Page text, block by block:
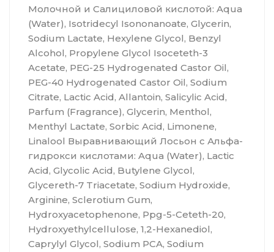
Молочной и Салициловой кислотой: Aqua
(Water), Isotridecyl Isononanoate, Glycerin,
Sodium Lactate, Hexylene Glycol, Benzyl
Alcohol, Propylene Glycol Isoceteth-3
Acetate, PEG-25 Hydrogenated Castor Oil,
PEG-40 Hydrogenated Castor Oil, Sodium
Citrate, Lactic Acid, Allantoin, Salicylic Acid,
Parfum (Fragrance), Glycerin, Menthol,
Menthyl Lactate, Sorbic Acid, Limonene,
Linalool Выравнивающий Лосьон с Альфа-
гидрокси кислотами: Aqua (Water), Lactic
Acid, Glycolic Acid, Butylene Glycol,
Glycereth-7 Triacetate, Sodium Hydroxide,
Arginine, Sclerotium Gum,
Hydroxyacetophenone, Ppg-5-Ceteth-20,
Hydroxyethylcellulose, 1,2-Hexanediol,
Caprylyl Glycol, Sodium PCA, Sodium